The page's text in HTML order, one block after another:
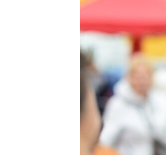
УКРАЇНСЬКА ПРОБЛЕМА КРИМУ